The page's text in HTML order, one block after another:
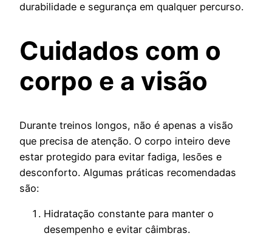
durabilidade e segurança em qualquer percurso.
Cuidados com o
corpo e a visão
Durante treinos longos, não é apenas a visão
que precisa de atenção. O corpo inteiro deve
estar protegido para evitar fadiga, lesões e
desconforto. Algumas práticas recomendadas
são:
Hidratação constante para manter o
desempenho e evitar câimbras.